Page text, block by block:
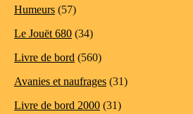
Humeurs (57)
Le Jouët 680 (34)
Livre de bord (560)
Avanies et naufrages (31)
Livre de bord 2000 (31)